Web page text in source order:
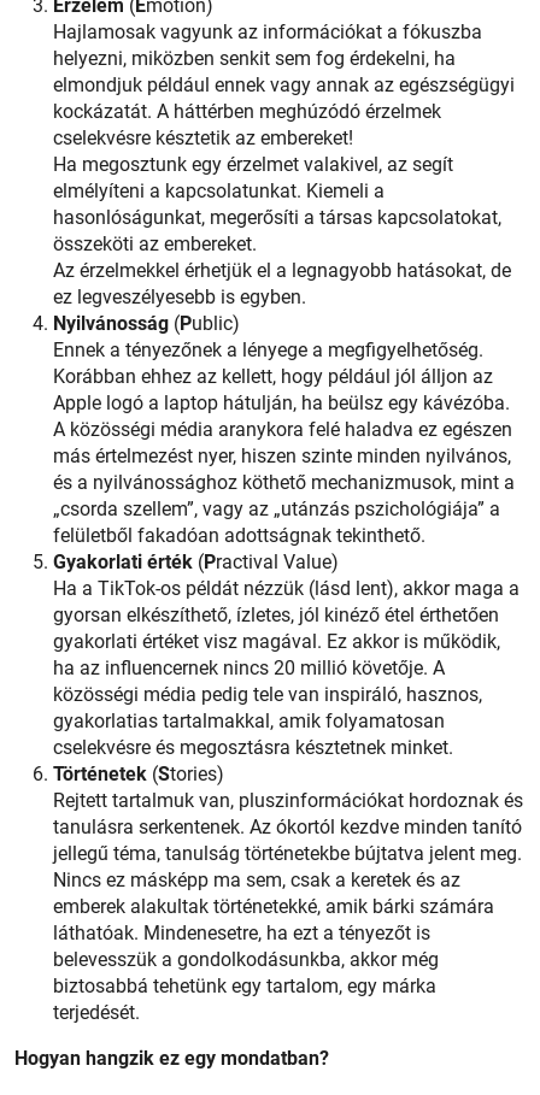
Érzelem ( Emotion)
Hajlamosak vagyunk az információkat a fókuszba
helyezni, miközben senkit sem fog érdekelni, ha
elmondjuk például ennek vagy annak az egészségügyi
kockázatát. A háttérben meghúzódó érzelmek
cselekvésre késztetik az embereket!
Ha megosztunk egy érzelmet valakivel, az segít
elmélyíteni a kapcsolatunkat. Kiemeli a
hasonlóságunkat, megerősíti a társas kapcsolatokat,
összeköti az embereket.
Az érzelmekkel érhetjük el a legnagyobb hatásokat, de
ez legveszélyesebb is egyben.
Nyilvánosság (Public)
Ennek a tényezőnek a lényege a megfigyelhetőség.
Korábban ehhez az kellett, hogy például jól álljon az
Apple logó a laptop hátulján, ha beülsz egy kávézóba.
A közösségi média aranykora felé haladva ez egészen
más értelmezést nyer, hiszen szinte minden nyilvános,
és a nyilvánossághoz köthető mechanizmusok, mint a
„csorda szellem”, vagy az „utánzás pszichológiája” a
felületből fakadóan adottságnak tekinthető.
Gyakorlati érték (Practival Value)
Ha a TikTok-os példát nézzük (lásd lent), akkor maga a
gyorsan elkészíthető, ízletes, jól kinéző étel érthetően
gyakorlati értéket visz magával. Ez akkor is működik,
ha az influencernek nincs 20 millió követője. A
közösségi média pedig tele van inspiráló, hasznos,
gyakorlatias tartalmakkal, amik folyamatosan
cselekvésre és megosztásra késztetnek minket.
Történetek (Stories)
Rejtett tartalmuk van, pluszinformációkat hordoznak és
tanulásra serkentenek. Az ókortól kezdve minden tanító
jellegű téma, tanulság történetekbe bújtatva jelent meg.
Nincs ez másképp ma sem, csak a keretek és az
emberek alakultak történetekké, amik bárki számára
láthatóak. Mindenesetre, ha ezt a tényezőt is
belevesszük a gondolkodásunkba, akkor még
biztosabbá tehetünk egy tartalom, egy márka
terjedését.
Hogyan hangzik ez egy mondatban?